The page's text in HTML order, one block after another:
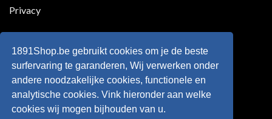
Europese
Privacy
Retourneren
Algemene voorwaarden
1891Shop.be gebruikt cookies om je de beste
surfervaring te garanderen, Wij verwerken onder
andere noodzakelijke cookies, functionele en
analytische cookies. Vink hieronder aan welke
cookies wij mogen bijhouden van u.